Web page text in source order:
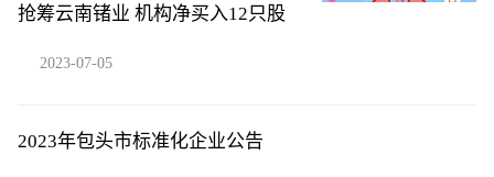
抢筹云南锗业 机构净买入12只股
2023-07-05
2023年包头市标准化企业公告